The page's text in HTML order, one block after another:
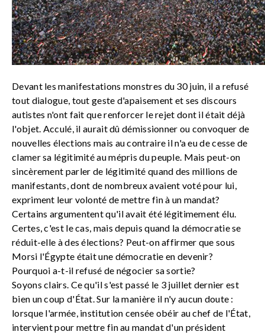
Devant les manifestations monstres du 30 juin, il a refusé
tout dialogue, tout geste d'apaisement et ses discours
autistes n'ont fait que renforcer le rejet dont il était déjà
l'objet. Acculé, il aurait dû démissionner ou convoquer de
nouvelles élections mais au contraire il n'a eu de cesse de
clamer sa légitimité au mépris du peuple. Mais peut-on
sincèrement parler de légitimité quand des millions de
manifestants, dont de nombreux avaient voté pour lui,
expriment leur volonté de mettre fin à un mandat?
Certains argumentent qu'il avait été légitimement élu.
Certes, c'est le cas, mais depuis quand la démocratie se
réduit-elle à des élections? Peut-on affirmer que sous
Morsi l'Égypte était une démocratie en devenir?
Pourquoi a-t-il refusé de négocier sa sortie?
Soyons clairs. Ce qu'il s'est passé le 3 juillet dernier est
bien un coup d'État. Sur la manière il n'y aucun doute :
lorsque l'armée, institution censée obéir au chef de l'État,
intervient pour mettre fin au mandat d'un président